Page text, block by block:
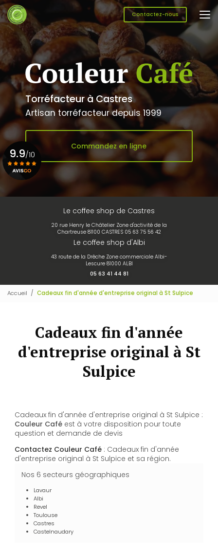
Aller
au
contenu
principal
Contactez-nous
Torréfacteur à Castres
Artisan torréfacteur depuis 1999
Commandez en ligne
Le coffee shop de Castres
20 rue Henry le Châtelier Zone d'activité de la
Chartreuse 81100 CASTRES 05 63 75 56 42
Le coffee shop d'Albi
43 route de la Drêche Zone commerciale Albi-
Lescure 81000 ALBI
05 63 41 44 81
9.9/10
Accueil Cadeaux fin d'année d'entreprise original à St Sulpice
Cadeaux fin d'année
d'entreprise original à St
Sulpice
Cadeaux fin d'année d'entreprise original à St Sulpice :
Couleur Café est à votre disposition pour toute
question et demande de devis
Contactez Couleur Café : Cadeaux fin d'année
d'entreprise original à St Sulpice et sa région.
Nos 6 secteurs géographiques
Lavaur
Albi
Revel
Toulouse
Castres
Castelnaudary